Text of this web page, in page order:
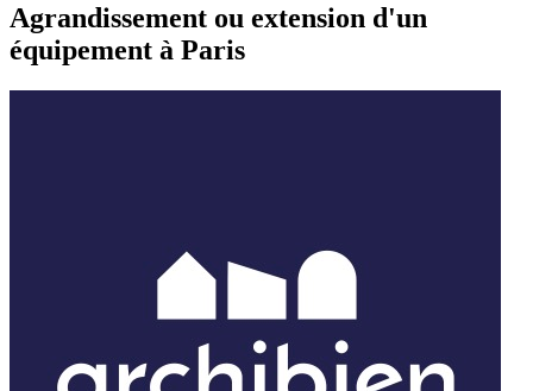
Agrandissement ou extension d'un
équipement à Paris